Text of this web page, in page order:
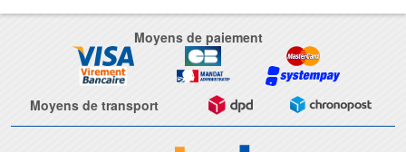
Moyens de paiement
Moyens de transport